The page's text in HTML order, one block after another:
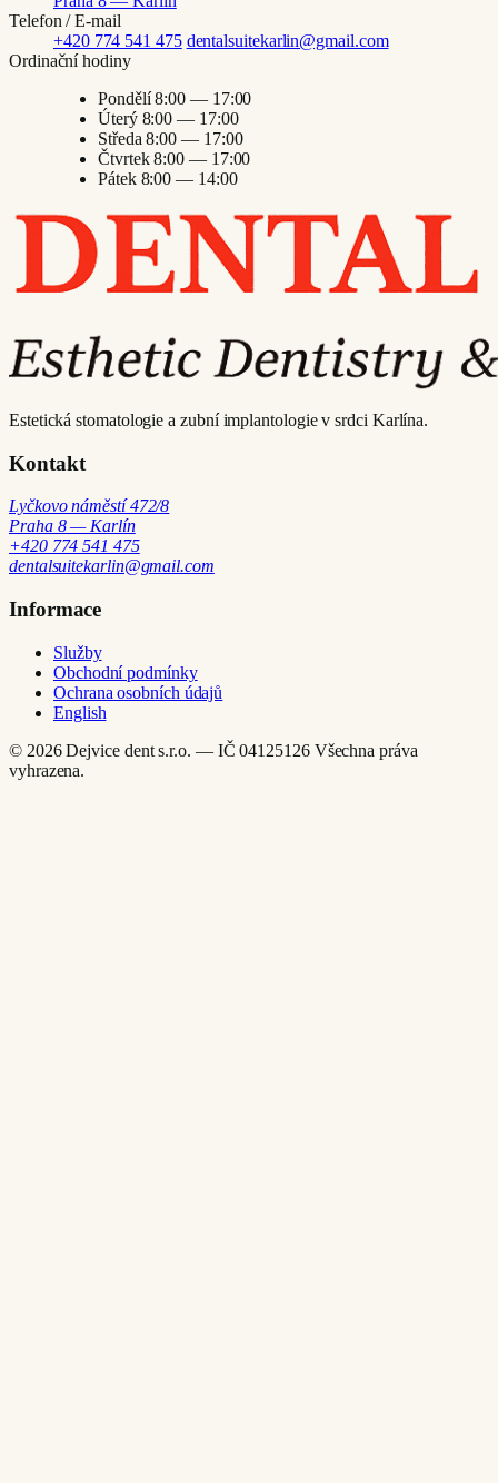
Telefon / E-mail
+420 774 541 475 dentalsuitekarlin@gmail.com
Ordinační hodiny
Pondělí 8:00 — 17:00
Úterý 8:00 — 17:00
Středa 8:00 — 17:00
Čtvrtek 8:00 — 17:00
Pátek 8:00 — 14:00
Estetická stomatologie a zubní implantologie v srdci Karlína.
Kontakt
Lyčkovo náměstí 472/8
Praha 8 — Karlín
+420 774 541 475
dentalsuitekarlin@gmail.com
Informace
Služby
Obchodní podmínky
Ochrana osobních údajů
English
© 2026 Dejvice dent s.r.o. — IČ 04125126 Všechna práva
vyhrazena.